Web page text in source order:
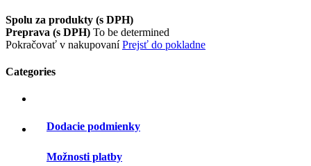
Spolu za produkty (s DPH)
Preprava (s DPH) To be determined
Pokračovať v nakupovaníPrejsť do pokladne
Categories
Dodacie podmienky
Možnosti platby